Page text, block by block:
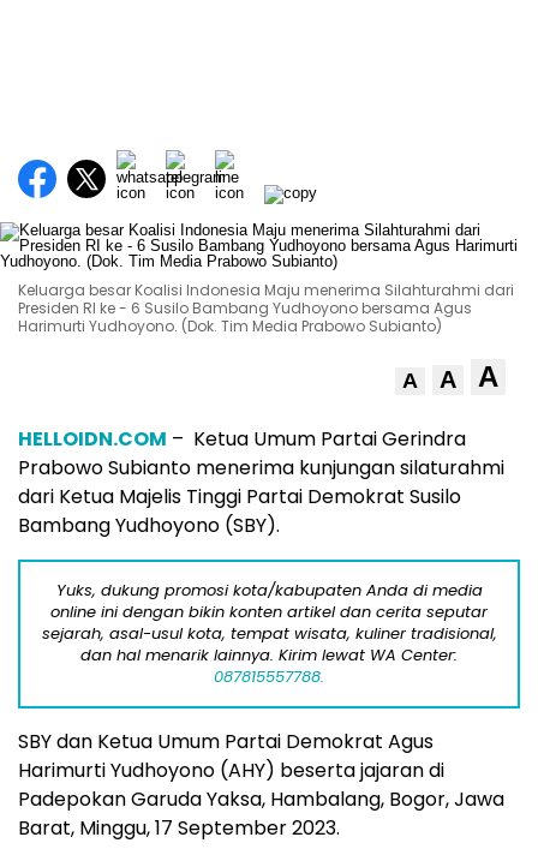
Keluarga besar Koalisi Indonesia Maju menerima Silahturahmi dari
Presiden RI ke - 6 Susilo Bambang Yudhoyono bersama Agus
Harimurti Yudhoyono. (Dok. Tim Media Prabowo Subianto)
A A A
HELLOIDN.COM – Ketua Umum Partai Gerindra
Prabowo Subianto menerima kunjungan silaturahmi
dari Ketua Majelis Tinggi Partai Demokrat Susilo
Bambang Yudhoyono (SBY).
Yuks, dukung promosi kota/kabupaten Anda di media
online ini dengan bikin konten artikel dan cerita seputar
sejarah, asal-usul kota, tempat wisata, kuliner tradisional,
dan hal menarik lainnya. Kirim lewat WA Center:
087815557788.
SBY dan Ketua Umum Partai Demokrat Agus
Harimurti Yudhoyono (AHY) beserta jajaran di
Padepokan Garuda Yaksa, Hambalang, Bogor, Jawa
Barat, Minggu, 17 September 2023.